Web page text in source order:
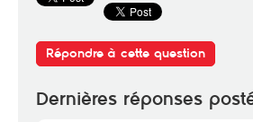
Répondre à cette question
Dernières réponses